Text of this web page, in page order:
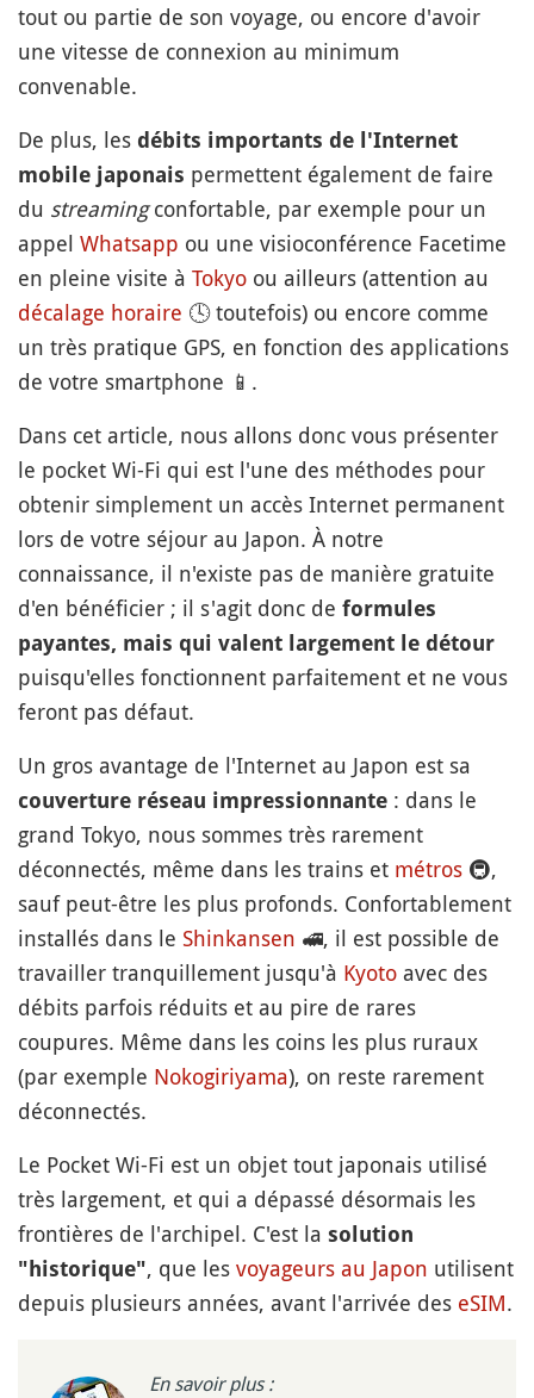
tout ou partie de son voyage, ou encore d'avoir
une vitesse de connexion au minimum
convenable.
De plus, les débits importants de l'Internet
mobile japonais permettent également de faire
du streamingconfortable, par exemple pour un
appel Whatsapp ou une visioconférence Facetime
en pleine visite à Tokyo ou ailleurs (attention au
décalage horaire 🕓toutefois) ou encore comme
un très pratique GPS, en fonction des applications
de votre smartphone 📱 .
Dans cet article, nous allons donc vous présenter
le pocket Wi-Fi qui est l'une des méthodes pour
obtenir simplement un accès Internet permanent
lors de votre séjour au Japon. À notre
connaissance, il n'existe pas de manière gratuite
d'en bénéficier ; il s'agit donc de formules
payantes, mais qui valent largement le détour
puisqu'elles fonctionnent parfaitement et ne vous
feront pas défaut.
Un gros avantage de l'Internet au Japon est sa
couverture réseau impressionnante : dans le
grand Tokyo, nous sommes très rarement
déconnectés, même dans les trains et métros 🚇,
sauf peut-être les plus profonds. Confortablement
installés dans le Shinkansen 🚅, il est possible de
travailler tranquillement jusqu'à Kyoto avec des
débits parfois réduits et au pire de rares
coupures. Même dans les coins les plus ruraux
(par exemple Nokogiriyama), on reste rarement
déconnectés.
Le Pocket Wi-Fi est un objet tout japonais utilisé
très largement, et qui a dépassé désormais les
frontières de l'archipel. C'est la solution
"historique", que les voyageurs au Japon utilisent
depuis plusieurs années, avant l'arrivée des eSIM.
En savoir plus :